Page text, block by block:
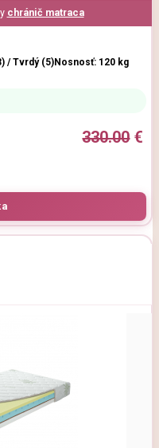
chránič matraca
/ Tvrdý (5)Nosnosť: 120 kg
330.00€